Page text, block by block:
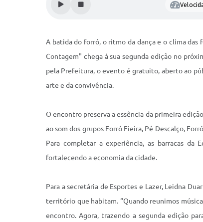
A batida do forró, o ritmo da dança e o clima das
Contagem" chega à sua segunda edição no
pela Prefeitura, o evento é gratuito, aberto ao
arte e da convivência.
O encontro preserva a essência da primeira
ao som dos grupos Forró Fieira, Pé Descalço,
Para completar a experiência, as barracas da
fortalecendo a economia da cidade.
Para a secretária de Esportes e Lazer, Leidna
território que habitam. “Quando reunimos
encontro. Agora, trazendo a segunda edição